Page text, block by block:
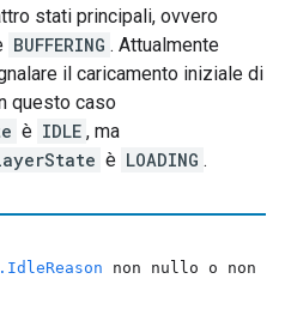
stati principali, ovvero
BUFFERING . Attualmente
il caricamento iniziale di
questo caso
è IDLE , ma
è LOADING .
non nullo o non